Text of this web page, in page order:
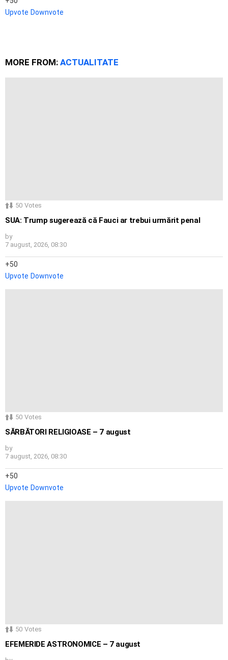
Upvote Downvote
MORE FROM: ACTUALITATE
50 Votes
SUA: Trump sugerează că Fauci ar trebui urmărit penal
by
7 august, 2026, 08:30
50
Upvote Downvote
50 Votes
SĂRBĂTORI RELIGIOASE – 7 august
by
7 august, 2026, 08:30
50
Upvote Downvote
50 Votes
EFEMERIDE ASTRONOMICE – 7 august